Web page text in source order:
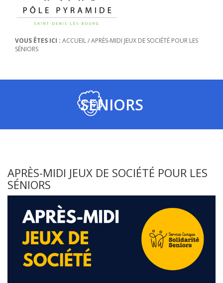
VOUS ÊTES ICI : ACCUEIL/APRÈS-MIDI JEUX DE SOCIÉTÉ POUR LES
SÉNIORS
SENIORS
APRÈS-MIDI JEUX DE SOCIÉTÉ POUR LES
SÉNIORS